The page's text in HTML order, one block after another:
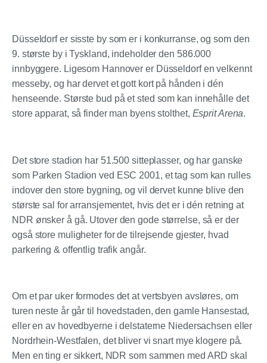
Düsseldorfer sisste by som er i konkurranse, og som den
9. største by i Tyskland, indeholder den 586.000
innbyggere. Ligesom Hannover er Düsseldorf en velkennt
messeby, og har dervet et gott kort på hånden i dén
henseende. Største bud på et sted som kan innehålle det
store apparat, så finder man byens stolthet, Esprit Arena.
Det store stadion har 51.500 sitteplasser, og har ganske
som Parken Stadion ved ESC 2001, et tag som kan rulles
indover den store bygning, og vil dervet kunne blive den
største sal for arransjementet, hvis det er i dén retning at
NDR ønsker å gå. Utover den gode størrelse, så er der
også store muligheter for de tilrejsende gjester, hvad
parkering & offentlig trafik angår.
Om et par uker formodes det at vertsbyen avsløres, om
turen neste år går til hovedstaden, den gamle Hansestad,
eller en av hovedbyerne i delstaterne Niedersachsen eller
Nordrhein-Westfalen, det bliver vi snart mye klogere på.
Men en ting er sikkert, NDR som sammen med ARD skal